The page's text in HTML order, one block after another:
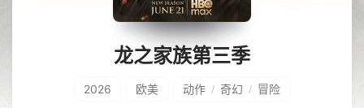
龙之家族第三季
2026 欧美 动作 / 奇幻 / 冒险